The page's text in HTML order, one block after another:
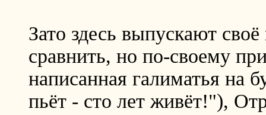
Зато здесь выпускают своё
сравнить, но по-своему
написанная галиматья на
пьёт - сто лет живёт!"),